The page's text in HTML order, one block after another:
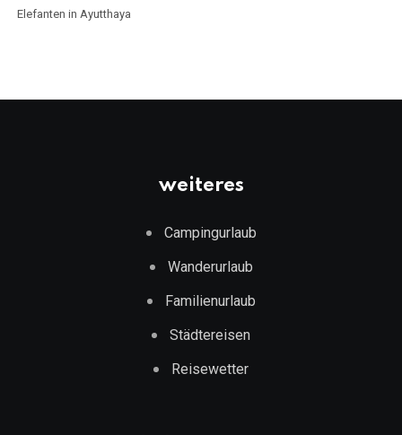
Elefanten in Ayutthaya
weiteres
Campingurlaub
Wanderurlaub
Familienurlaub
Städtereisen
Reisewetter